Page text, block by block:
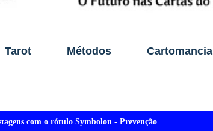
Tarot Métodos Cartomancia
com o rótulo Symbolon - Prevenção